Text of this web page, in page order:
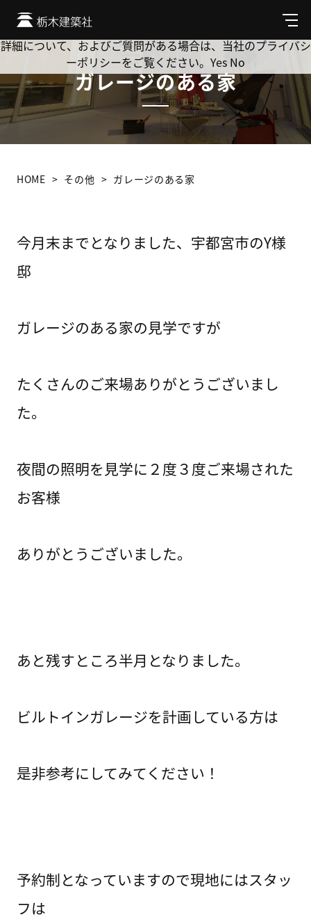
メ
ニ
ュ
ガレージのある家
HOME その他 ガレージのある家
今月末までとなりました、宇都宮市のY様
邸
ガレージのある家の見学ですが
たくさんのご来場ありがとうございまし
た。
夜間の照明を見学に２度３度ご来場された
お客様
ありがとうございました。
あと残すところ半月となりました。
ビルトインガレージを計画している方は
是非参考にしてみてください！
予約制となっていますので現地にはスタッ
フは
Cookie を使用して、お客様の活動を追跡してもよろしいです
か? 当社ではお客様のプライバシーを極めて重視しています。
詳細について、およびご質問がある場合は、当社のプライバシ
ーポリシーをご覧ください。 Yes No